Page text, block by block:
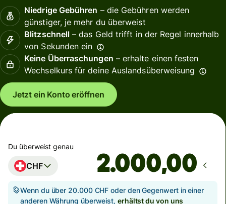
Niedrige Gebühren – die Gebühren werden
günstiger, je mehr du überweist
Blitzschnell – das Geld trifft in der Regel innerhalb
von Sekunden ein
Keine Überraschungen – erhalte einen festen
Wechselkurs für deine Auslandsüberweisung
Jetzt ein Konto eröffnen
Du überweist genau
CHF ,00
Wenn du über 20.000 CHF oder den Gegenwert in einer
anderen Währung überweist, erhältst du von uns